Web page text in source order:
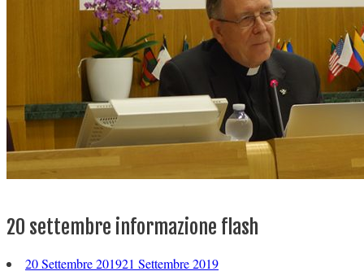
20 settembre informazione flash
20 Settembre 201921 Settembre 2019